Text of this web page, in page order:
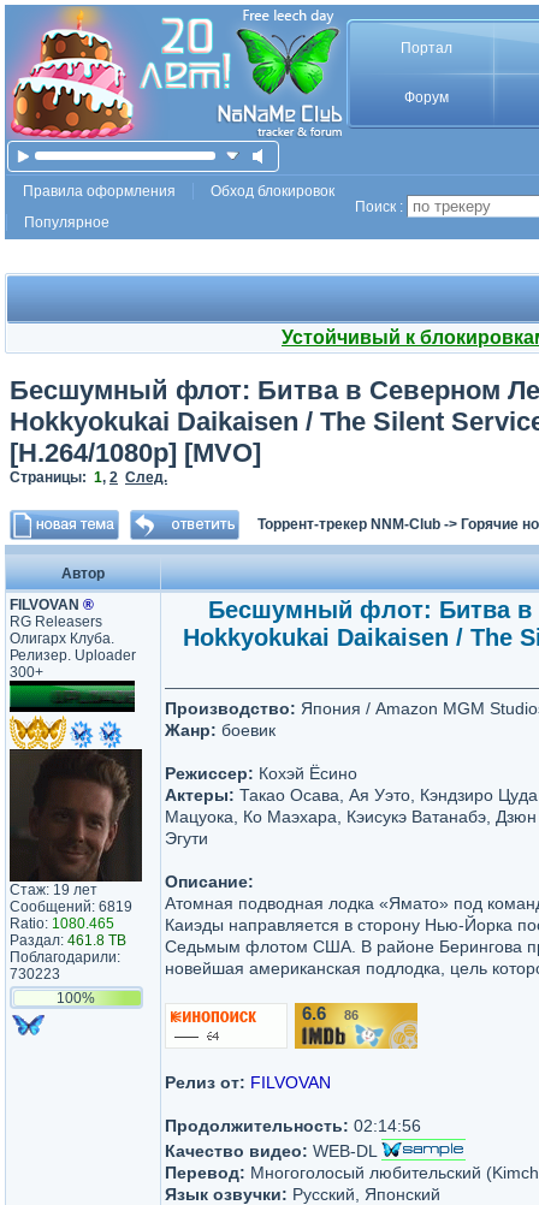
Портал
Форум
Правила оформления
Обход блокировок
Популярное
Поиск :
Устойчивый к
Бесшумный флот: Битва в Северном
Hokkyokukai Daikaisen / The Silent
[H.264/1080p] [MVO]
Страницы: 1, 2 След.
Торрент-трекер NNM-Club -> Горячие
Автор
FILVOVAN ®
RG Releasers
Олигарх Клуба.
Релизер. Uploader
300+
Стаж: 19 лет
Сообщений: 6819
Ratio: 1080.465
Раздал: 461.8 TB
Поблагодарили:
730223
100%
Бесшумный флот: Битва в
Hokkyokukai Daikaisen / The
Производство: Япония / Amazon MGM
Жанр: боевик
Режиссер: Кохэй Ёсино
Актеры: Такао Осава, Ая Уэто, Кэндзиро
Мацуока, Ко Маэхара, Кэисукэ Ватанабэ,
Эгути
Описание:
Атомная подводная лодка «Ямато» под
Каиэды направляется в сторону Нью-Йорка
Седьмым флотом США. В районе Берингова
новейшая американская подлодка, цель
6.6 86
Релиз от: FILVOVAN
Продолжительность: 02:14:56
Качество видео: WEB-DL
Перевод: Многоголосый любительский
Язык озвучки: Русский, Японский